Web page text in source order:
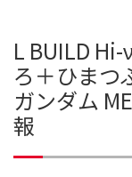
L BUILD Hi-
ろ＋ひまつ
ガンダム
報